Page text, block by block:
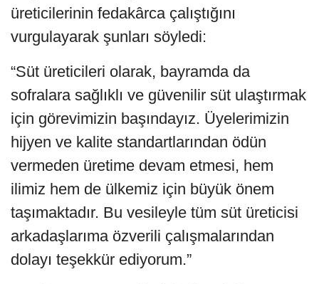
üreticilerinin fedakârca çalıştığını
vurgulayarak şunları söyledi:
“Süt üreticileri olarak, bayramda da
sofralara sağlıklı ve güvenilir süt ulaştırmak
için görevimizin başındayız. Üyelerimizin
hijyen ve kalite standartlarından ödün
vermeden üretime devam etmesi, hem
ilimiz hem de ülkemiz için büyük önem
taşımaktadır. Bu vesileyle tüm süt üreticisi
arkadaşlarıma özverili çalışmalarından
dolayı teşekkür ediyorum.”